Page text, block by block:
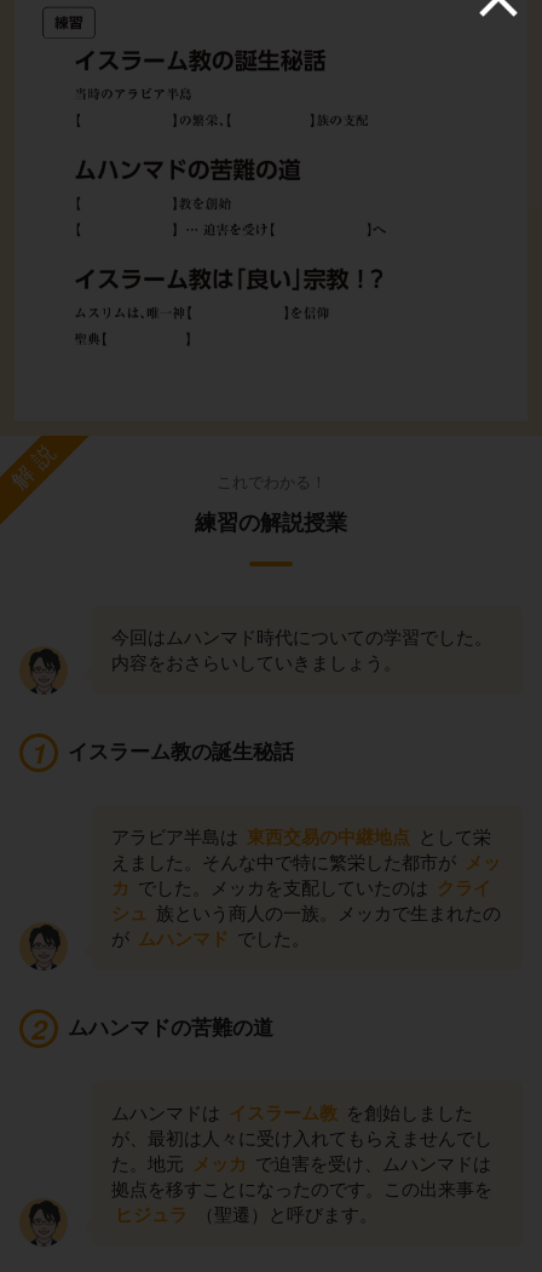
解説 これでわかる！
練習の解説授業
今回はムハンマド時代についての学習でした。
内容をおさらいしていきましょう。
イスラーム教の誕生秘話
アラビア半島は 東西交易の中継地点
として栄
えました。そんな中で特に繁栄した都市が
メッ
カ でした。メッカを支配していたのは
クライ
シュ
族という商人の一族。メッカで生まれたの
が ムハンマド でした。
ムハンマドの苦難の道
ムハンマドは イスラーム教 を創始しました
が、最初は人々に受け入れてもらえませんでし
た。地元
メッカ で迫害を受け、ムハンマドは
拠点を移すことになったのです。この出来事を
ヒジュラ
（聖遷）と呼びます。